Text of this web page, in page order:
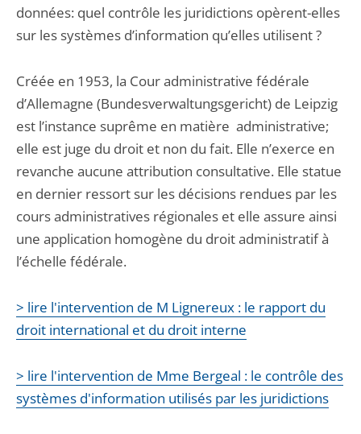
données: quel contrôle les juridictions opèrent-elles
sur les systèmes d’information qu’elles utilisent ?
Créée en 1953, la Cour administrative fédérale
d’Allemagne (Bundesverwaltungsgericht) de Leipzig
est l’instance suprême en matière administrative;
elle est juge du droit et non du fait. Elle n’exerce en
revanche aucune attribution consultative. Elle statue
en dernier ressort sur les décisions rendues par les
cours administratives régionales et elle assure ainsi
une application homogène du droit administratif à
l’échelle fédérale.
> lire l'intervention de M Lignereux : le rapport du
droit international et du droit interne
> lire l'intervention de Mme Bergeal : le contrôle des
systèmes d'information utilisés par les juridictions